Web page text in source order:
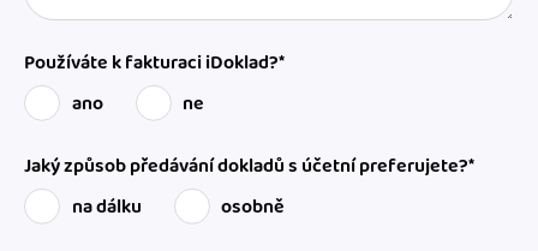
Používáte k fakturaci iDoklad?*
ano
ne
Jaký způsob předávání dokladů s účetní preferujete?*
na dálku
osobně